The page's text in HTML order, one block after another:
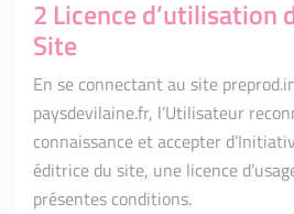
2 Licence d’utilisation
Site
En se connectant au site
paysdevilaine.fr, l’Utilisateur
connaissance et accepter
éditrice du site, une licence
présentes conditions.